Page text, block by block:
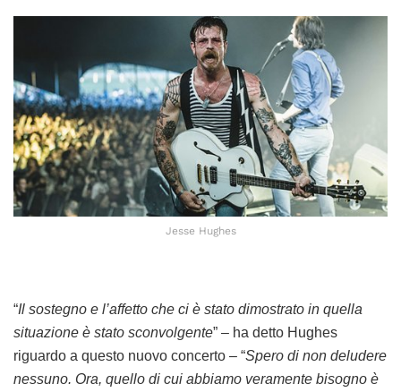
Jesse Hughes
“Il sostegno e l’affetto che ci è stato dimostrato in quella
situazione è stato sconvolgente” – ha detto Hughes
riguardo a questo nuovo concerto – “Spero di non deludere
nessuno. Ora, quello di cui abbiamo veramente bisogno è